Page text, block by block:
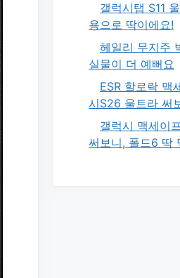
갤럭시탭 S11
용으로 딱이에요!
헤일리 무지주
실물이 더 예뻐요
ESR 할로락 맥
시S26 울트라 써
갤럭시 맥세이
써보니, 폴드6 딱